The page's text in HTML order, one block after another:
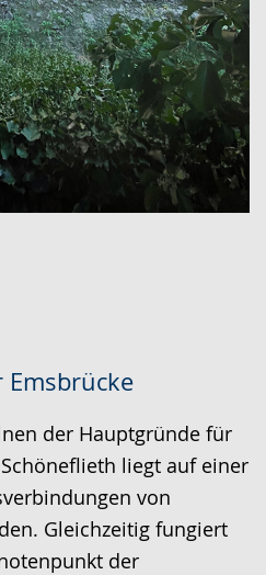
Emsbrücke
der Hauptgründe für
liegt auf einer
von
Gleichzeitig fungiert
der